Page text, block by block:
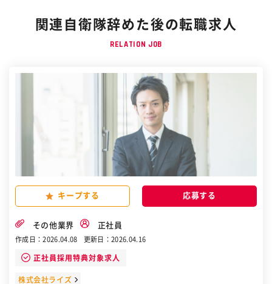
関連自衛隊辞めた後の転職求人
RELATION JOB
キープする
その他業界 正社員
作成日：2026.04.08 更新日：2026.04.16
正社員採用特典対象求人
株式会社ライズ